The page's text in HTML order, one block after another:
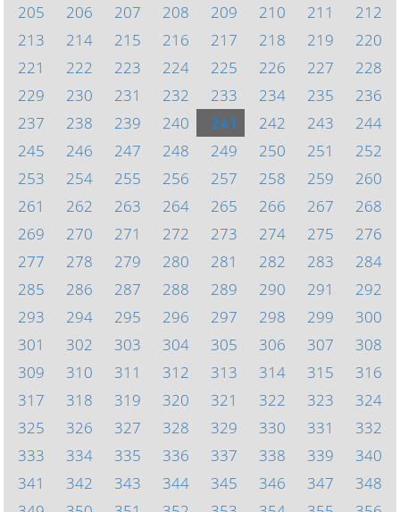
205
206 207 208 209 210 211
212
213
214 215 216 217 218 219
220
221
222 223 224 225 226 227
228
229
230 231 232 233 234 235
236
237
238 239 240 241 242 243
244
245
246 247 248 249 250 251
252
253
254 255 256 257 258 259
260
261
262 263 264 265 266 267
268
269
270 271 272 273 274 275
276
277
278 279 280 281 282 283
284
285
286 287 288 289 290 291
292
293
294 295 296 297 298 299
300
301
302 303 304 305 306 307
308
309
310 311 312 313 314 315
316
317
318 319 320 321 322 323
324
325
326 327 328 329 330 331
332
333
334 335 336 337 338 339
340
341
342 343 344 345 346 347
348